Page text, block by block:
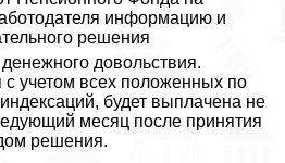
информацию и
решения
довольствия.
учетом всех положенных по
будет выплачена не
месяц после принятия
решения.